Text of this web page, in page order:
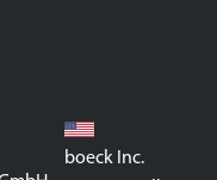
boeck Inc.